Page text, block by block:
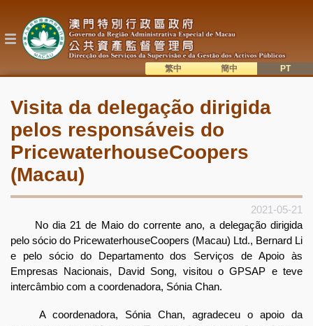
o
conteúdo
Visita da delegação dirigida
pelos responsáveis do
PricewaterhouseCoopers
(Macau)
2021-05-21
No dia 21 de Maio do corrente ano, a delegação dirigida
pelo sócio do PricewaterhouseCoopers (Macau) Ltd., Bernard Li
e pelo sócio do Departamento dos Serviços de Apoio às
Empresas Nacionais, David Song, visitou o GPSAP e teve
intercâmbio com a coordenadora, Sónia Chan.
A coordenadora, Sónia Chan, agradeceu o apoio da